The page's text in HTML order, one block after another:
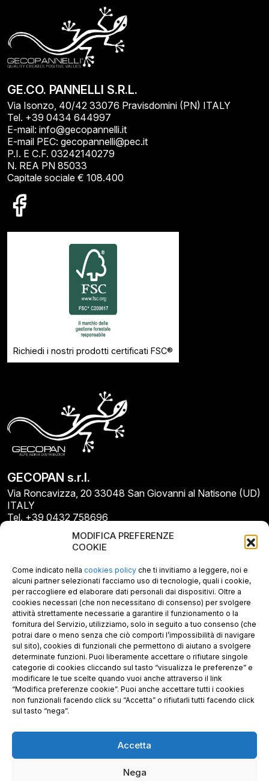
MODIFICA PREFERENZE
COOKIE
Come indicato nella cookies policy che ti invitiamo a leggere, noi e
alcuni partner selezionati facciamo uso di tecnologie, quali i cookie,
per raccogliere ed elaborare dati personali dai dispositivi. Oltre a
cookies necessari (che non necessitano di consenso) per svolgere
attività strettamente necessarie a garantire il funzionamento o la
fornitura del Servizio, utilizziamo, solo in seguito a tuo consenso (che
potrai dare o meno senza che ciò comporti l’impossibilità di navigare
sul sito), cookies di funzionali che permettono di aiutano a svolgere
determinate funzioni. Puoi liberamente accettare o rifiutare singole
categorie di cookies cliccando sul tasto “visualizza le preferenze” e
modificare le tue scelte quando vuoi anche attraverso il link
“Modifica preferenze cookie”. Puoi anche accettare tutti i cookies
non funzionali facendo click su “Accetta” o rifiutarli tutti facendo click
sul tasto “nega”.
Accetta
Nega
GE.CO. PANNELLI S.R.L.
Via Isonzo, 40/42 33076 Pravisdomini (PN) ITALY
Tel. +39 0434 644997
E-mail: info@gecopannelli.it
E-mail PEC: gecopannelli@pec.it
P.I. E C.F. 03242140279
N. REA PN 85033
Capitale sociale € 108.400
Richiedi i nostri prodotti certificati FSC®
GECOPAN s.r.l.
Via Roncavizza, 20 33048 San Giovanni al Natisone (UD)
ITALY
Tel. +39 0432 758696
E-mail: info@gecopan.it
E-mail PEC: gecopan@pec.it
P.I. E C.F. 02487660306
N. REA UD 264834
Capitale sociale € 30.000
Richiedi i nostri prodotti certificati FSC®